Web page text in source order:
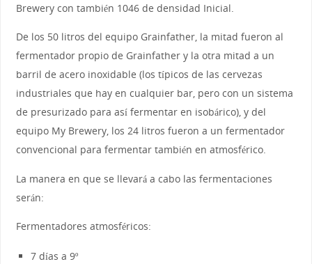
Brewery con también 1046 de densidad Inicial.
De los 50 litros del equipo Grainfather, la mitad fueron al
fermentador propio de Grainfather y la otra mitad a un
barril de acero inoxidable (los típicos de las cervezas
industriales que hay en cualquier bar, pero con un sistema
de presurizado para así fermentar en isobárico), y del
equipo My Brewery, los 24 litros fueron a un fermentador
convencional para fermentar también en atmosférico.
La manera en que se llevará a cabo las fermentaciones
serán:
Fermentadores atmosféricos:
7 días a 9º